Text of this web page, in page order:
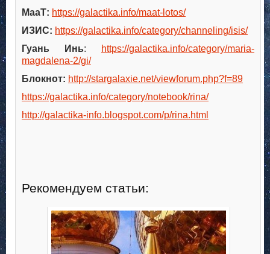
МааТ: https://galactika.info/maat-lotos/
ИЗИС: https://galactika.info/category/channeling/isis/
Гуань Инь:
https://galactika.info/category/maria-
magdalena-2/gi/
Блокнот: http://stargalaxie.net/viewforum.php?f=89
https://galactika.info/category/notebook/rina/
http://galactika-info.blogspot.com/p/rina.html
Рекомендуем статьи: